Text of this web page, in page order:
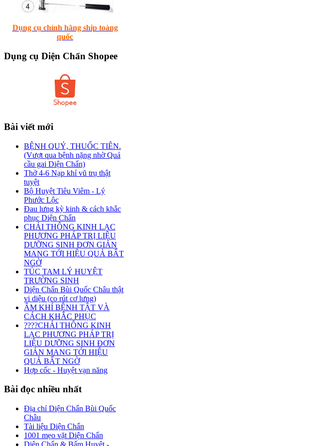
Dụng cụ chính hãng ship toàng
quốc
Dụng cụ Diện Chẩn Shopee
Bài viết mới
BỆNH QUỶ, THUỐC TIÊN.
(Vượt qua bệnh nặng nhờ Quả
cầu gai Diện Chẩn)
Thở 4-6 Nạp khí vũ trụ thật
tuyệt
Bộ Huyệt Tiêu Viêm - Lý
Phước Lộc
Đau lưng kỳ kinh & cách khắc
phục Diện Chẩn
CHẢI THÔNG KINH LẠC
PHƯƠNG PHÁP TRỊ LIỆU
DƯỠNG SINH ĐƠN GIẢN
MANG TỚI HIỆU QUẢ BẤT
NGỜ
TÚC TAM LÝ HUYỆT
TRƯỜNG SINH
Diện Chẩn Bùi Quốc Châu thật
vi diệu (co rút cơ lưng)
ÂM KHÍ BỆNH TẬT VÀ
CÁCH KHẮC PHỤC
????CHẢI THÔNG KINH
LẠC PHƯƠNG PHÁP TRỊ
LIỆU DƯỠNG SINH ĐƠN
GIẢN MANG TỚI HIỆU
QUẢ BẤT NGỜ
Hợp cốc - Huyệt vạn năng
Bài đọc nhiều nhất
Địa chỉ Diện Chẩn Bùi Quốc
Châu
Tài liệu Diện Chẩn
1001 mẹo vặt Diện Chẩn